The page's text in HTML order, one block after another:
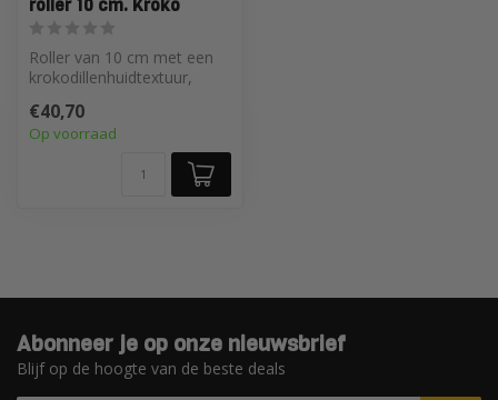
roller 10 cm. Kroko
Roller van 10 cm met een
krokodillenhuidtextuur,
gedurfde ...
€40,70
Op voorraad
Abonneer je op onze nieuwsbrief
Blijf op de hoogte van de beste deals